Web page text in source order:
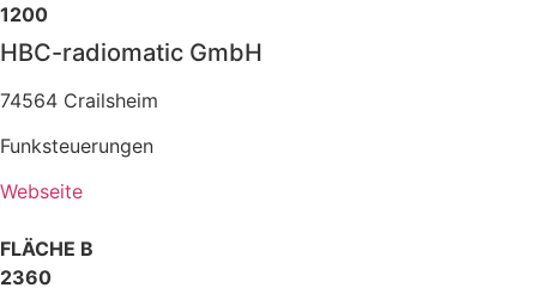
1200
HBC-radiomatic GmbH
74564 Crailsheim
Funksteuerungen
Webseite
FLÄCHE B
2360